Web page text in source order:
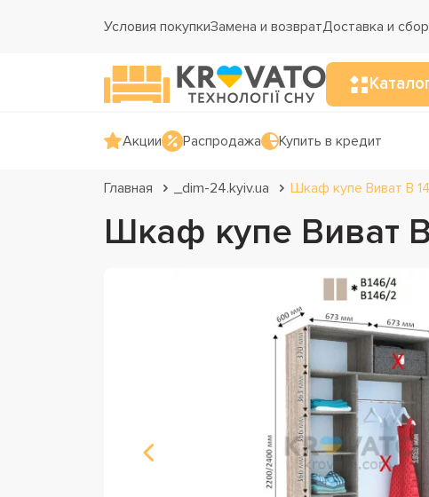
Условия покупкиЗамена и возвратДоставка и
Акции Распродажа Купить в кредит
Главная _dim-24.kyiv.ua Шкаф купе Виват В
Шкаф купе Виват